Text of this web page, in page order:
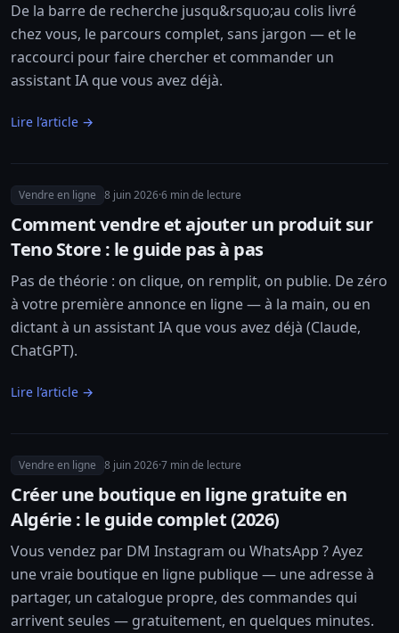
De la barre de recherche jusqu&rsquo;au colis livré
chez vous, le parcours complet, sans jargon — et le
raccourci pour faire chercher et commander un
assistant IA que vous avez déjà.
Lire l’article →
Vendre en ligne 8 juin 2026·6 min de lecture
Comment vendre et ajouter un produit sur
Teno Store : le guide pas à pas
Pas de théorie : on clique, on remplit, on publie. De zéro
à votre première annonce en ligne — à la main, ou en
dictant à un assistant IA que vous avez déjà (Claude,
ChatGPT).
Lire l’article →
Vendre en ligne 8 juin 2026·7 min de lecture
Créer une boutique en ligne gratuite en
Algérie : le guide complet (2026)
Vous vendez par DM Instagram ou WhatsApp ? Ayez
une vraie boutique en ligne publique — une adresse à
partager, un catalogue propre, des commandes qui
arrivent seules — gratuitement, en quelques minutes.